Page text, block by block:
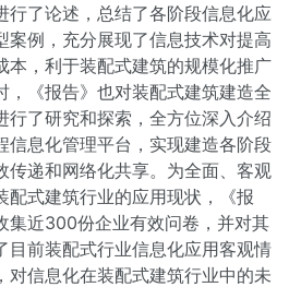
行了论述，总结了各阶段信息化应
案例，充分展现了信息技术对提高
本，利于装配式建筑的规模化推广
，《报告》也对装配式建筑建造全
行了研究和探索，全方位深入介绍
信息化管理平台，实现建造各阶段
传递和网络化共享。为全面、客观
配式建筑行业的应用现状，《报
集近300份企业有效问卷，并对其
目前装配式行业信息化应用客观情
对信息化在装配式建筑行业中的未